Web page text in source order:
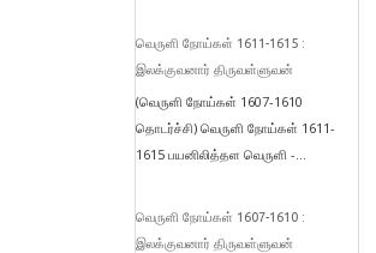
வெருளி நோய்கள் 1611-1615 :
இலக்குவனார் திருவள்ளுவன்
(வெருளி நோய்கள் 1607-1610
தொடர்ச்சி) வெருளி நோய்கள் 1611-
1615 பயனிலித்தள வெருளி -...
வெருளி நோய்கள் 1607-1610 :
இலக்குவனார் திருவள்ளுவன்